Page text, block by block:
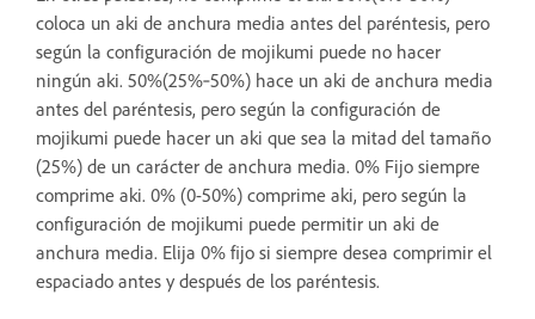
coloca un aki de anchura media antes del paréntesis, pero
según la configuración de mojikumi puede no hacer
ningún aki. 50%(25%‑50%) hace un aki de anchura media
antes del paréntesis, pero según la configuración de
mojikumi puede hacer un aki que sea la mitad del tamaño
(25%) de un carácter de anchura media. 0% Fijo siempre
comprime aki. 0% (0-50%) comprime aki, pero según la
configuración de mojikumi puede permitir un aki de
anchura media. Elija 0% fijo si siempre desea comprimir el
espaciado antes y después de los paréntesis.